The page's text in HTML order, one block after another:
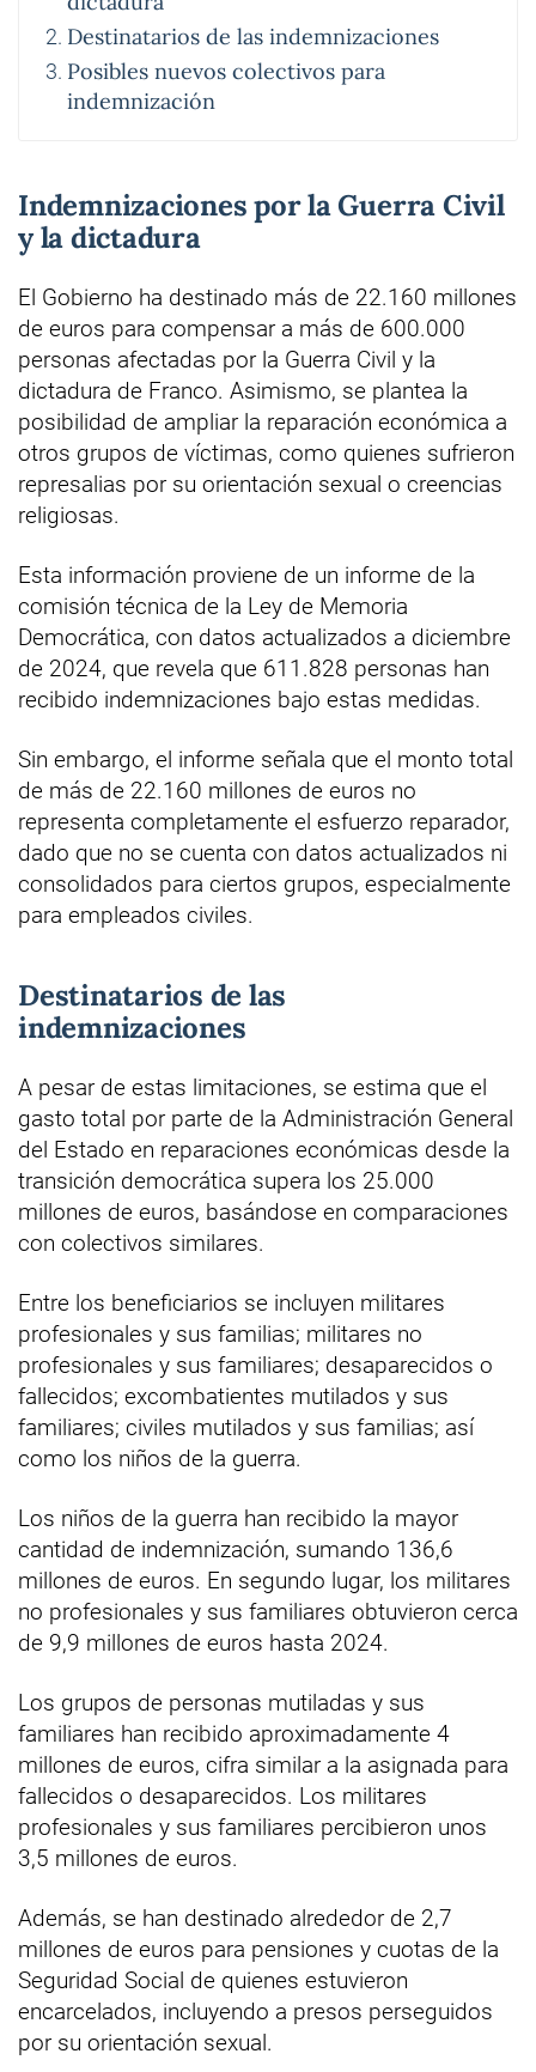
Destinatarios de las indemnizaciones
Posibles nuevos colectivos para
indemnización
Indemnizaciones por la Guerra Civil
y la dictadura
El Gobierno ha destinado más de 22.160 millones
de euros para compensar a más de 600.000
personas afectadas por la Guerra Civil y la
dictadura de Franco. Asimismo, se plantea la
posibilidad de ampliar la reparación económica a
otros grupos de víctimas, como quienes sufrieron
represalias por su orientación sexual o creencias
religiosas.
Esta información proviene de un informe de la
comisión técnica de la Ley de Memoria
Democrática, con datos actualizados a diciembre
de 2024, que revela que 611.828 personas han
recibido indemnizaciones bajo estas medidas.
Sin embargo, el informe señala que el monto total
de más de 22.160 millones de euros no
representa completamente el esfuerzo reparador,
dado que no se cuenta con datos actualizados ni
consolidados para ciertos grupos, especialmente
para empleados civiles.
Destinatarios de las
indemnizaciones
A pesar de estas limitaciones, se estima que el
gasto total por parte de la Administración General
del Estado en reparaciones económicas desde la
transición democrática supera los 25.000
millones de euros, basándose en comparaciones
con colectivos similares.
Entre los beneficiarios se incluyen militares
profesionales y sus familias; militares no
profesionales y sus familiares; desaparecidos o
fallecidos; excombatientes mutilados y sus
familiares; civiles mutilados y sus familias; así
como los niños de la guerra.
Los niños de la guerra han recibido la mayor
cantidad de indemnización, sumando 136,6
millones de euros. En segundo lugar, los militares
no profesionales y sus familiares obtuvieron cerca
de 9,9 millones de euros hasta 2024.
Los grupos de personas mutiladas y sus
familiares han recibido aproximadamente 4
millones de euros, cifra similar a la asignada para
fallecidos o desaparecidos. Los militares
profesionales y sus familiares percibieron unos
3,5 millones de euros.
Además, se han destinado alrededor de 2,7
millones de euros para pensiones y cuotas de la
Seguridad Social de quienes estuvieron
encarcelados, incluyendo a presos perseguidos
por su orientación sexual.